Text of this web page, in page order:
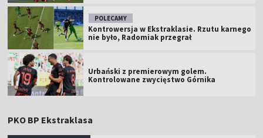
POLECAMY
Kontrowersja w Ekstraklasie. Rzutu karnego
nie było, Radomiak przegrał
Urbański z premierowym golem.
Kontrolowane zwycięstwo Górnika
PKO BP Ekstraklasa